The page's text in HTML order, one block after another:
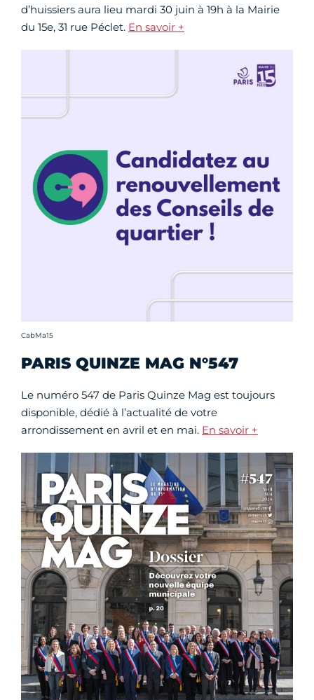
d’huissiers aura lieu mardi 30 juin à 19h à la Mairie
du 15e, 31 rue Péclet. En savoir +
Crédit photo :
CabMa15
PARIS QUINZE MAG N°547
Le numéro 547 de Paris Quinze Mag est toujours
disponible, dédié à l’actualité de votre
arrondissement en avril et en mai. En savoir +